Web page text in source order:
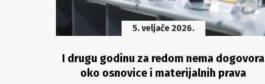
5. veljače 2026.
I drugu godinu za redom nema dogovora
oko osnovice i materijalnih prava